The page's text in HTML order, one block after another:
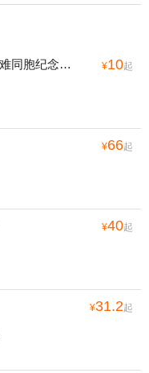
侵华日军南京大屠杀遇难同胞纪念馆 ¥10起
¥66起
¥40起
¥31.2起